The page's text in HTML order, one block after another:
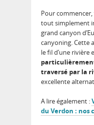
Pour
tout simplement
grand canyon
canyoning. Cette
le fil d’une rivière
traversé par la
excellente
A lire également :
du Verdon : nos